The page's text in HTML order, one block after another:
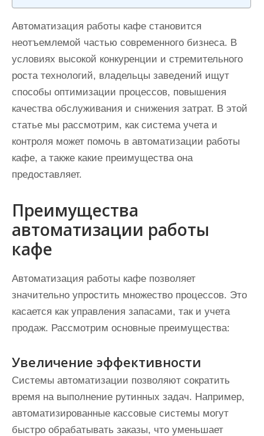
Автоматизация работы кафе становится
неотъемлемой частью современного бизнеса. В
условиях высокой конкуренции и стремительного
роста технологий, владельцы заведений ищут
способы оптимизации процессов, повышения
качества обслуживания и снижения затрат. В этой
статье мы рассмотрим, как система учета и
контроля может помочь в автоматизации работы
кафе, а также какие преимущества она
предоставляет.
Преимущества
автоматизации работы
кафе
Автоматизация работы кафе позволяет
значительно упростить множество процессов. Это
касается как управления запасами, так и учета
продаж. Рассмотрим основные преимущества:
Увеличение эффективности
Системы автоматизации позволяют сократить
время на выполнение рутинных задач. Например,
автоматизированные кассовые системы могут
быстро обрабатывать заказы, что уменьшает